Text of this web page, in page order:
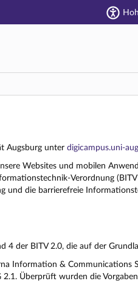
Augsburg unterdigicampus.uni-
Websites und mobilen
Verordnung
die barrierefreie
4 der BITV 2.0, die auf der
Information & Communications
Überprüft wurden die